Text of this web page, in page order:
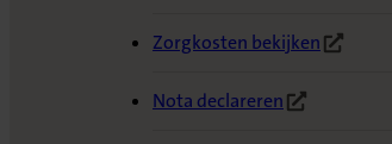
Zorgkosten bekijken
(Opent in nieuw tabblad)
Nota declareren
(Opent in nieuw tabblad)